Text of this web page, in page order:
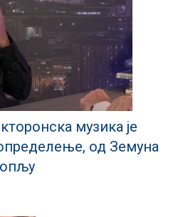
музика је
од Земуна